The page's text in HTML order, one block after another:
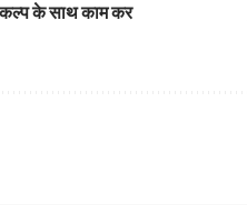
के साथ काम कर